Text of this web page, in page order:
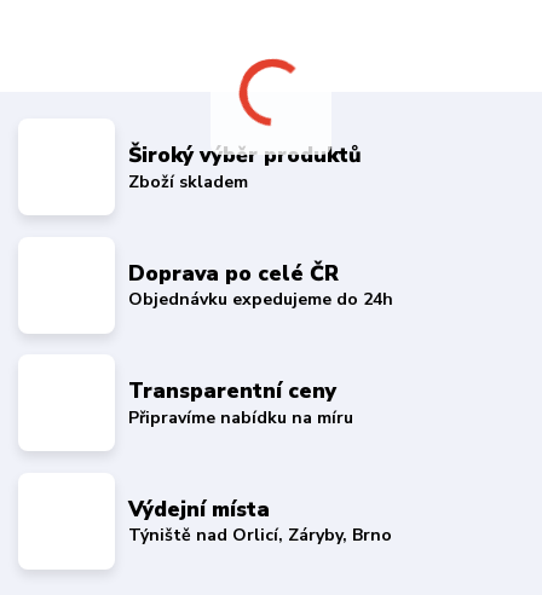
Široký výběr produktů
Zboží skladem
Doprava po celé ČR
Objednávku expedujeme do 24h
Transparentní ceny
Připravíme nabídku na míru
Výdejní místa
Týniště nad Orlicí, Záryby, Brno